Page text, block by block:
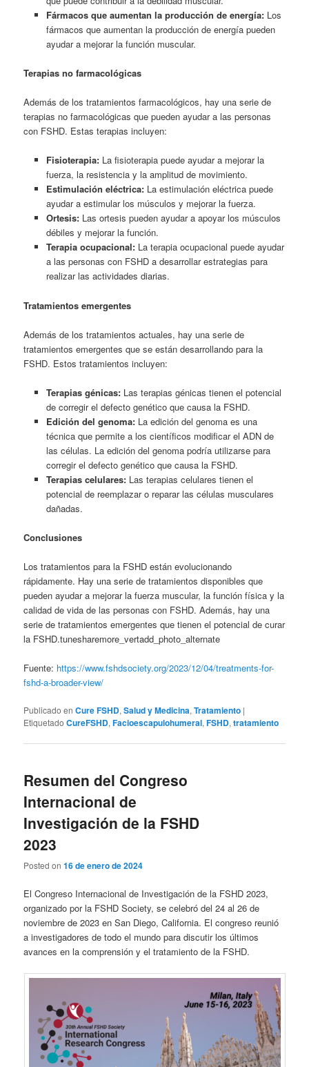
Fármacos que aumentan la producción de energía:Los
fármacos que aumentan la producción de energía pueden
ayudar a mejorar la función muscular.
Terapias no farmacológicas
Además de los tratamientos farmacológicos, hay una serie de
terapias no farmacológicas que pueden ayudar a las personas
con FSHD. Estas terapias incluyen:
Fisioterapia:La fisioterapia puede ayudar a mejorar la
fuerza, la resistencia y la amplitud de movimiento.
Estimulación eléctrica:La estimulación eléctrica puede
ayudar a estimular los músculos y mejorar la fuerza.
Ortesis:Las ortesis pueden ayudar a apoyar los músculos
débiles y mejorar la función.
Terapia ocupacional:La terapia ocupacional puede ayudar
a las personas con FSHD a desarrollar estrategias para
realizar las actividades diarias.
Tratamientos emergentes
Además de los tratamientos actuales, hay una serie de
tratamientos emergentes que se están desarrollando para la
FSHD. Estos tratamientos incluyen:
Terapias génicas:Las terapias génicas tienen el potencial
de corregir el defecto genético que causa la FSHD.
Edición del genoma:La edición del genoma es una
técnica que permite a los científicos modificar el ADN de
las células. La edición del genoma podría utilizarse para
corregir el defecto genético que causa la FSHD.
Terapias celulares:Las terapias celulares tienen el
potencial de reemplazar o reparar las células musculares
dañadas.
Conclusiones
Los tratamientos para la FSHD están evolucionando
rápidamente. Hay una serie de tratamientos disponibles que
pueden ayudar a mejorar la fuerza muscular, la función física y la
calidad de vida de las personas con FSHD. Además, hay una
serie de tratamientos emergentes que tienen el potencial de curar
la FSHD.tunesharemore_vertadd_photo_alternate
Fuente: https://www.fshdsociety.org/2023/12/04/treatments-for-
fshd-a-broader-view/
Publicado en Cure FSHD,Salud y Medicina,Tratamiento |
Etiquetado CureFSHD,Facioescapulohumeral,FSHD,tratamiento
Resumen del Congreso
Internacional de
Investigación de la FSHD
2023
Posted on16 de enero de 2024
El Congreso Internacional de Investigación de la FSHD 2023,
organizado por la FSHD Society, se celebró del 24 al 26 de
noviembre de 2023 en San Diego, California. El congreso reunió
a investigadores de todo el mundo para discutir los últimos
avances en la comprensión y el tratamiento de la FSHD.